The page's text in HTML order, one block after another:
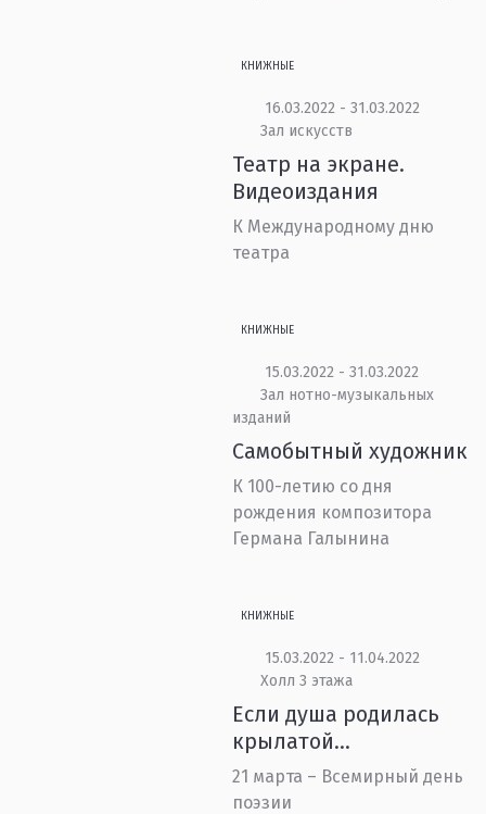
КНИЖНЫЕ
16.03.2022 - 31.03.2022
Зал искусств
Театр на экране.
Видеоиздания
К Международному дню
театра
КНИЖНЫЕ
15.03.2022 - 31.03.2022
Зал нотно-музыкальных
изданий
Самобытный художник
К 100-летию со дня
рождения композитора
Германа Галынина
КНИЖНЫЕ
15.03.2022 - 11.04.2022
Холл 3 этажа
Если душа родилась
крылатой...
21 марта – Всемирный день
поэзии